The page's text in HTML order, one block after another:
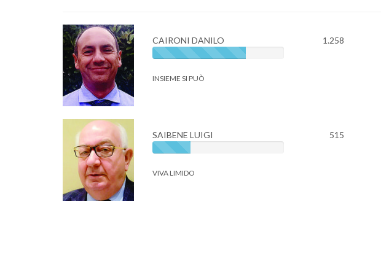
CAIRONI DANILO
INSIEME SI PUÒ
1.258
SAIBENE LUIGI
VIVA LIMIDO
515